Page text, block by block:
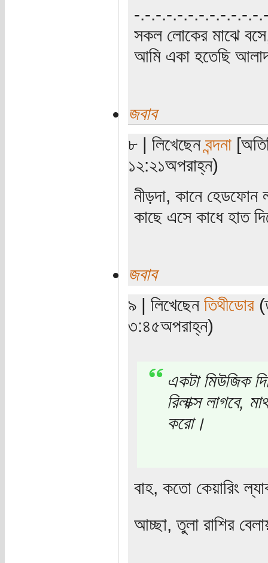
‍‌-.-.-.-.-.-.-.-.-.-.-.-
সকল লোকের মাঝে
আমি একা হতেছি
জবাব
৮ | লিখেছেনবন্দনা
১২:২১অপরাহ্ন)
নীড়দা, কানে
কাছে এসে কাধে হাত
জবাব
৯ | লিখেছেন তিথীডোর
৩:৪৫অপরাহ্ন)
একটা মিউজিক
রিলাক্স লাগবে,
করো।
বাহ, কতো কেয়ারিং
আচ্ছা, তুলা রাশির